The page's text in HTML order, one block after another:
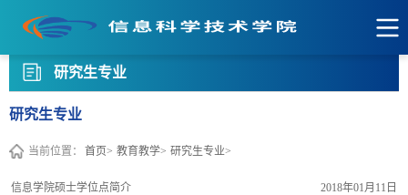
研究生专业
研究生专业
当前位置： 首页> 教育教学> 研究生专业>
​信息学院硕士学位点简介 2018年01月11日